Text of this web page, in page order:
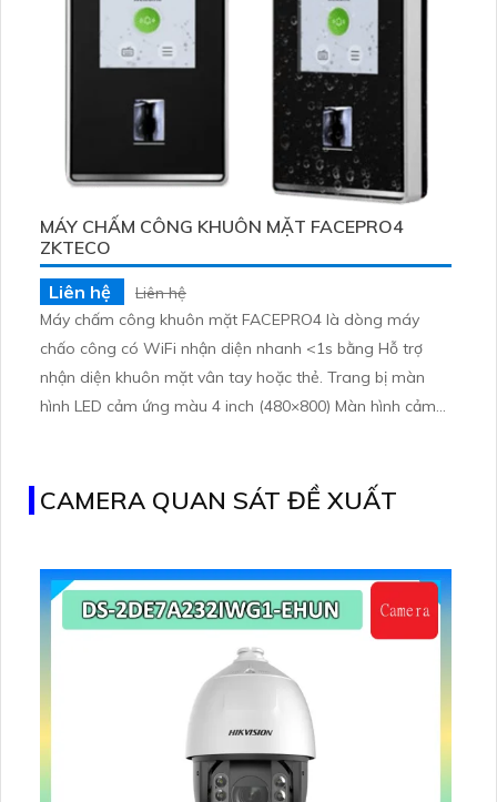
MÁY CHẤM CÔNG KHUÔN MẶT FACEPRO4
ZKTECO
Liên hệ
Liên hệ
Máy chấm công khuôn mặt FACEPRO4 là dòng máy
chấo công có WiFi nhận diện nhanh <1s bằng Hỗ trợ
nhận diện khuôn mặt vân tay hoặc thẻ. Trang bị màn
hình LED cảm ứng màu 4 inch (480×800) Màn hình cảm
CAMERA QUAN SÁT ĐỀ XUẤT